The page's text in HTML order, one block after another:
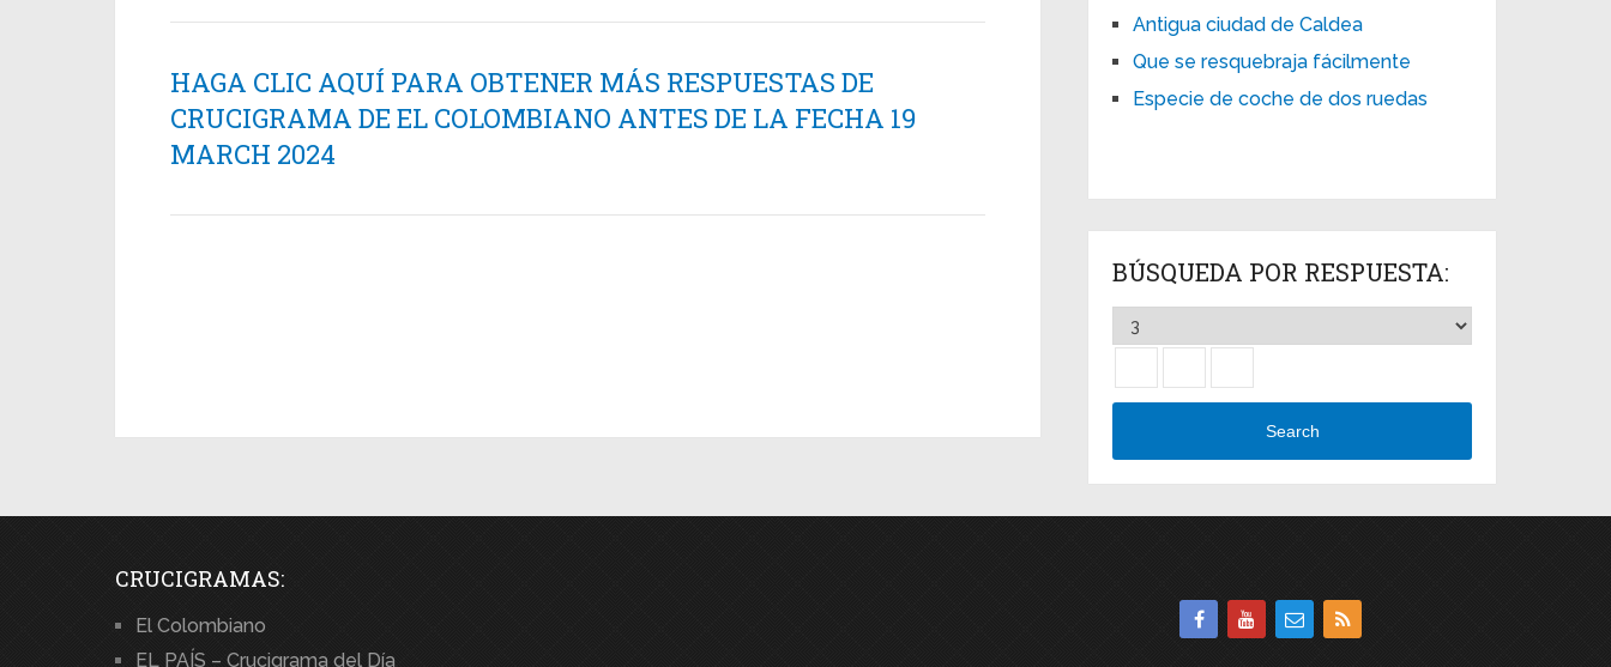
HAGA CLIC AQUÍ PARA OBTENER MÁS RESPUESTAS DE
CRUCIGRAMA DE EL COLOMBIANO ANTES DE LA FECHA 19
MARCH 2024
Antigua ciudad de Caldea
Que se resquebraja fácilmente
Especie de coche de dos ruedas
BÚSQUEDA POR RESPUESTA:
Search
CRUCIGRAMAS:
El Colombiano
EL PAÍS – Crucigrama del Día